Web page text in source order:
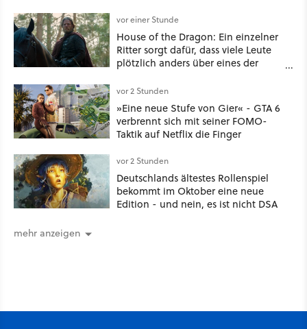
vor einer Stunde
House of the Dragon: Ein einzelner
Ritter sorgt dafür, dass viele Leute
plötzlich anders über eines der
Thrones denken
vor 2 Stunden
»Eine neue Stufe von Gier« - GTA 6
verbrennt sich mit seiner FOMO-
Taktik auf Netflix die Finger
vor 2 Stunden
Deutschlands ältestes Rollenspiel
bekommt im Oktober eine neue
Edition - und nein, es ist nicht DSA
mehr anzeigen